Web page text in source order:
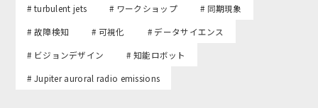
# turbulent jets
# ワークショップ
# 同期現象
# 故障検知
# 可視化
# データサイエンス
# ビジョンデザイン
# 知能ロボット
# Jupiter auroral radio emissions